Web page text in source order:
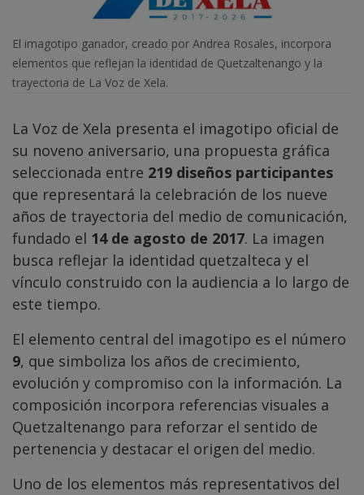
El imagotipo ganador, creado por Andrea Rosales, incorpora
elementos que reflejan la identidad de Quetzaltenango y la
trayectoria de La Voz de Xela.
La Voz de Xela presenta el imagotipo oficial de
su noveno aniversario, una propuesta gráfica
seleccionada entre 219 diseños participantes
que representará la celebración de los nueve
años de trayectoria del medio de comunicación,
fundado el 14 de agosto de 2017. La imagen
busca reflejar la identidad quetzalteca y el
vínculo construido con la audiencia a lo largo de
este tiempo.
El elemento central del imagotipo es el número
9, que simboliza los años de crecimiento,
evolución y compromiso con la información. La
composición incorpora referencias visuales a
Quetzaltenango para reforzar el sentido de
pertenencia y destacar el origen del medio.
Uno de los elementos más representativos del